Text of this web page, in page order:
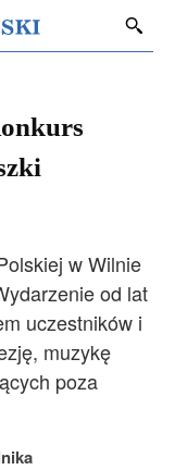
w Wilnie
od lat
uczestników i
muzykę
poza